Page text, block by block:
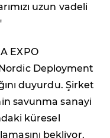
uzun vadeli
EXPO
Deployment
duyurdu. Şirket
savunma sanayi
küresel
bekliyor.